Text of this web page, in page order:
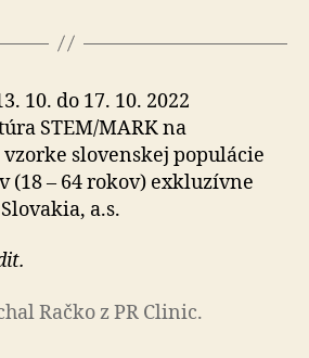
10. do 17. 10. 2022
STEM/MARK na
slovenskej populácie
(18 – 64 rokov) exkluzívne
a.s.
Račko z PR Clinic.